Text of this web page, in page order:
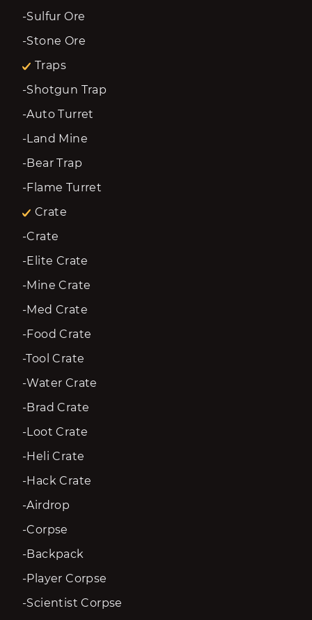
-Sulfur Ore
-Stone Ore
Traps
-Shotgun Trap
-Auto Turret
-Land Mine
-Bear Trap
-Flame Turret
Crate
-Crate
-Elite Crate
-Mine Crate
-Med Crate
-Food Crate
-Tool Crate
-Water Crate
-Brad Crate
-Loot Crate
-Heli Crate
-Hack Crate
-Airdrop
-Corpse
-Backpack
-Player Corpse
-Scientist Corpse